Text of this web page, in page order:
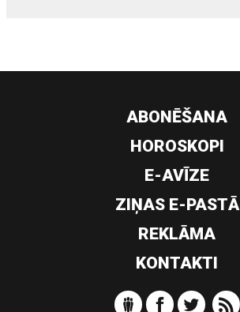
ABONĒŠANA
HOROSKOPI
E-AVĪZE
ZIŅAS E-PASTĀ
REKLĀMA
KONTAKTI